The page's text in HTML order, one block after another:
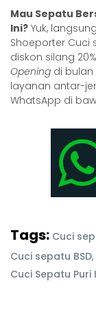
Mau Sepatu
Ini? Yuk,
Shoeporter Cuci
diskon silang
Opening di bulan
layanan antar-
WhatsApp di
Tags: Cuci
Cuci sepatu BSD,
Cuci Sepatu Puri